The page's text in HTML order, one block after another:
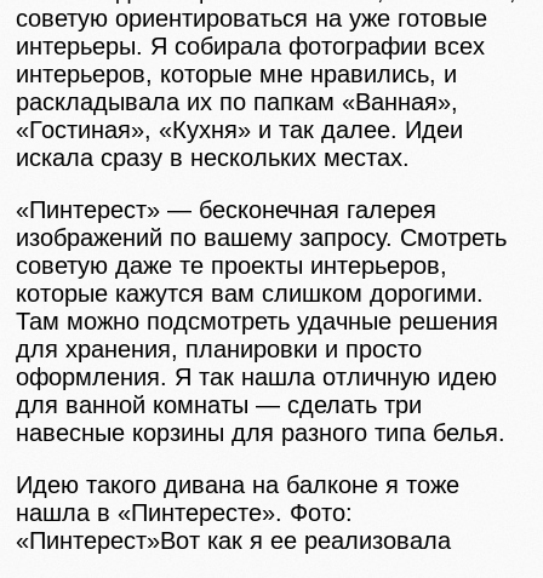
советую ориентироваться на уже готовые
интерьеры. Я собирала фотографии всех
интерьеров, которые мне нравились, и
раскладывала их по папкам «Ванная»,
«Гостиная», «Кухня» и так далее. Идеи
искала сразу в нескольких местах.
«Пинтерест» — бесконечная галерея
изображений по вашему запросу. Смотреть
советую даже те проекты интерьеров,
которые кажутся вам слишком дорогими.
Там можно подсмотреть удачные решения
для хранения, планировки и просто
оформления. Я так нашла отличную идею
для ванной комнаты — сделать три
навесные корзины для разного типа белья.
Идею такого дивана на балконе я тоже
нашла в «Пинтересте». Фото:
«Пинтерест»Вот как я ее реализовала